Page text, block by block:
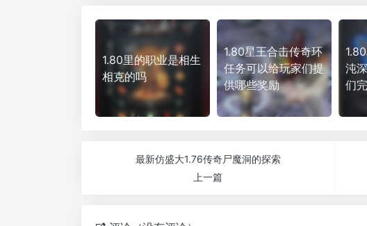
1.80里的职业是相生
相克的吗
1.80星王合击传奇环
任务可以给玩家们提
供哪些奖励
沌
们
最新仿盛大1.76传奇尸魔洞的探索
上一篇